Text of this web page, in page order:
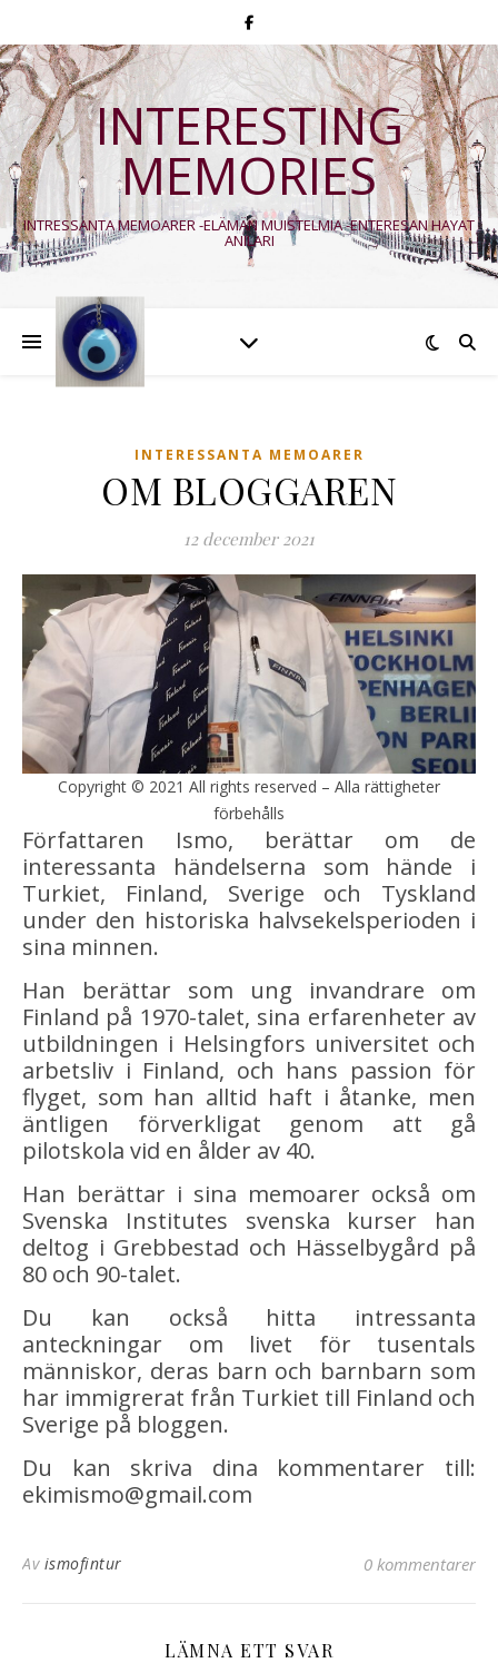
INTERESTING
MEMORIES
INTRESSANTA MEMOARER -ELÄMÄN MUISTELMIA -ENTERESAN HAYAT
ANILARI
INTERESSANTA MEMOARER
OM BLOGGAREN
12 december 2021
Copyright © 2021 All rights reserved – Alla rättigheter
förbehålls
Författaren Ismo, berättar om de
interessanta händelserna som hände i
Turkiet, Finland, Sverige och Tyskland
under den historiska halvsekelsperioden i
sina minnen.
Han berättar som ung invandrare om
Finland på 1970-talet, sina erfarenheter av
utbildningen i Helsingfors universitet och
arbetsliv i Finland, och hans passion för
flyget, som han alltid haft i åtanke, men
äntligen förverkligat genom att gå
pilotskola vid en ålder av 40.
Han berättar i sina memoarer också om
Svenska Institutes svenska kurser han
deltog i Grebbestad och Hässelbygård på
80 och 90-talet.
Du kan också hitta intressanta
anteckningar om livet för tusentals
människor, deras barn och barnbarn som
har immigrerat från Turkiet till Finland och
Sverige på bloggen.
Du kan skriva dina kommentarer till:
ekimismo@gmail.com
Av ismofintur 0 kommentarer
LÄMNA ETT SVAR